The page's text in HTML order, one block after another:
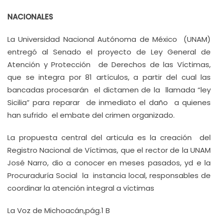
NACIONALES
La Universidad Nacional Autónoma de México (UNAM)
entregó al Senado el proyecto de Ley General de
Atención y Protección de Derechos de las Víctimas,
que se integra por 81 artículos, a partir del cual las
bancadas procesarán el dictamen de la llamada “ley
Sicilia” para reparar de inmediato el daño a quienes
han sufrido el embate del crimen organizado.
La propuesta central del articula es la creación del
Registro Nacional de Víctimas, que el rector de la UNAM
José Narro, dio a conocer en meses pasados, yd e la
Procuraduría Social la instancia local, responsables de
coordinar la atención integral a víctimas
La Voz de Michoacán,pág.1 B